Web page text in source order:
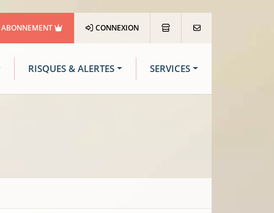
ABONNEMENT CONNEXION
RISQUES & ALERTES SERVICES